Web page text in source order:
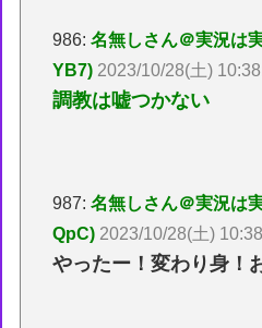
986:名無しさん＠実況は
YB7) 2023/10/28(土)
調教は嘘つかない
987:名無しさん＠実況は
QpC) 2023/10/28(土)
やったー！変わり身！